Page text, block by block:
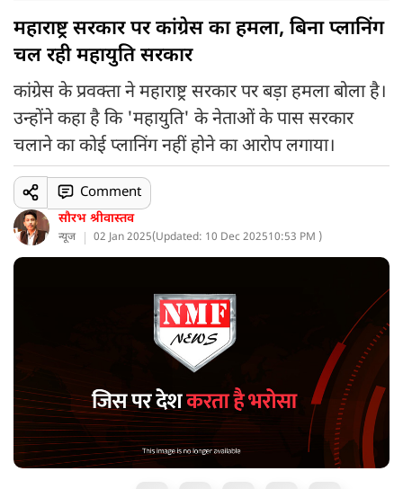
महाराष्ट्र सरकार पर कांग्रेस का हमला, बिना प्लानिंग
चल रही महायुति सरकार
कांग्रेस के प्रवक्ता ने महाराष्ट्र सरकार पर बड़ा हमला बोला है।
उन्होंने कहा है कि 'महायुति' के नेताओं के पास सरकार
चलाने का कोई प्लानिंग नहीं होने का आरोप लगाया।
सौरभ श्रीवास्तव
न्यूज 02 Jan 2025(Updated: 10 Dec 202510:53 PM )
Comment